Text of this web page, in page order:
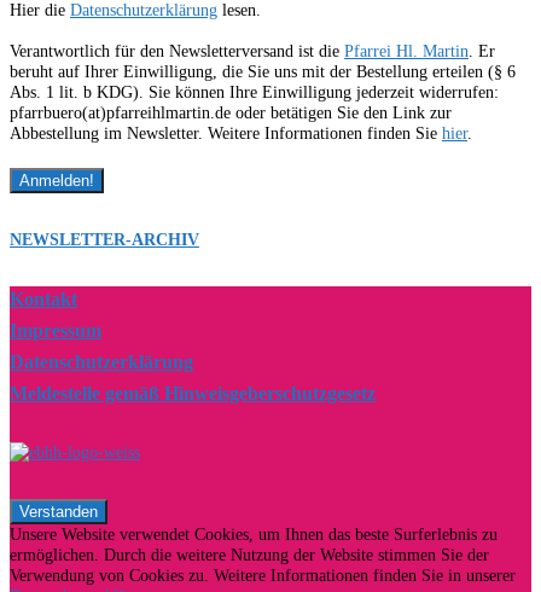
Hier die Datenschutzerklärung lesen.
Verantwortlich für den Newsletterversand ist die Pfarrei Hl. Martin. Er
beruht auf Ihrer Einwilligung, die Sie uns mit der Bestellung erteilen (§ 6
Abs. 1 lit. b KDG). Sie können Ihre Einwilligung jederzeit widerrufen:
pfarrbuero(at)pfarreihlmartin.de oder betätigen Sie den Link zur
Abbestellung im Newsletter. Weitere Informationen finden Sie hier.
NEWSLETTER-ARCHIV
Kontakt
Impressum
Datenschutzerklärung
Meldestelle gemäß Hinweisgeberschutzgesetz
Unsere Website verwendet Cookies, um Ihnen das beste Surferlebnis zu
ermöglichen. Durch die weitere Nutzung der Website stimmen Sie der
Verwendung von Cookies zu. Weitere Informationen finden Sie in unserer